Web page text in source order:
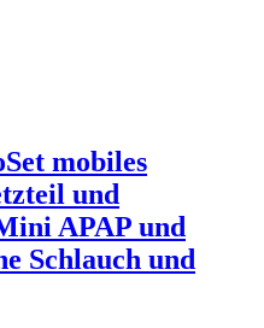
mobiles
und
APAP und
Schlauch und